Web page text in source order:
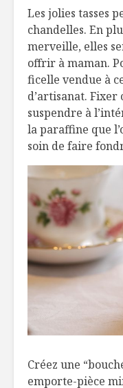
Les jolies tasses
chandelles. En
merveille, elles
offrir à maman.
ficelle vendue à
d’artisanat. Fixer
suspendre à
la paraffine que
soin de faire
Créez une
emporte-pièce